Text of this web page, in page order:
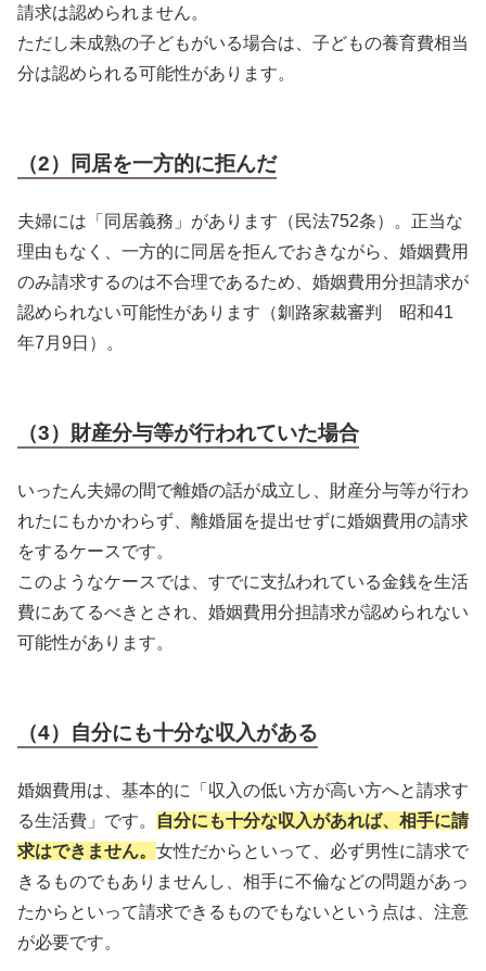
請求は認められません。
ただし未成熟の子どもがいる場合は、子どもの養育費相当
分は認められる可能性があります。
（2）同居を一方的に拒んだ
夫婦には「同居義務」があります（民法752条）。正当な
理由もなく、一方的に同居を拒んでおきながら、婚姻費用
のみ請求するのは不合理であるため、婚姻費用分担請求が
認められない可能性があります（釧路家裁審判 昭和41
年7月9日）。
（3）財産分与等が行われていた場合
いったん夫婦の間で離婚の話が成立し、財産分与等が行わ
れたにもかかわらず、離婚届を提出せずに婚姻費用の請求
をするケースです。
このようなケースでは、すでに支払われている金銭を生活
費にあてるべきとされ、婚姻費用分担請求が認められない
可能性があります。
（4）自分にも十分な収入がある
婚姻費用は、基本的に「収入の低い方が高い方へと請求す
る生活費」です。
自分にも十分な収入があれば、相手に請
求はできません。 女性だからといって、必ず男性に請求で
きるものでもありませんし、相手に不倫などの問題があっ
たからといって請求できるものでもないという点は、注意
が必要です。